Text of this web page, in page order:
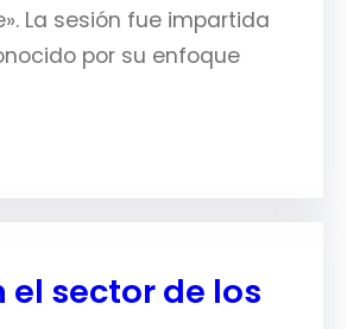
La sesión fue impartida
por su enfoque
sector de los